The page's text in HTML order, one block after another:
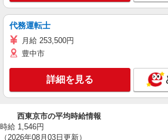
代務運転士
月給 253,500円
豊中市
詳細を見る
西東京市の平均時給情報
時給 1,546円
（2026年08月03日更新）